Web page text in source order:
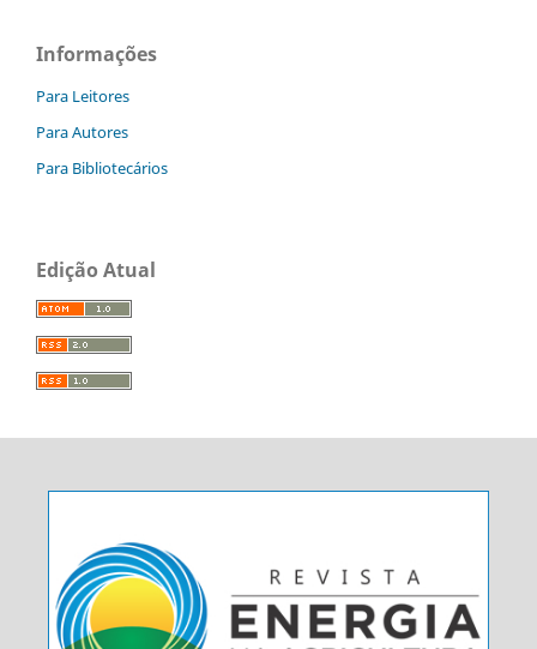
Informações
Para Leitores
Para Autores
Para Bibliotecários
Edição Atual